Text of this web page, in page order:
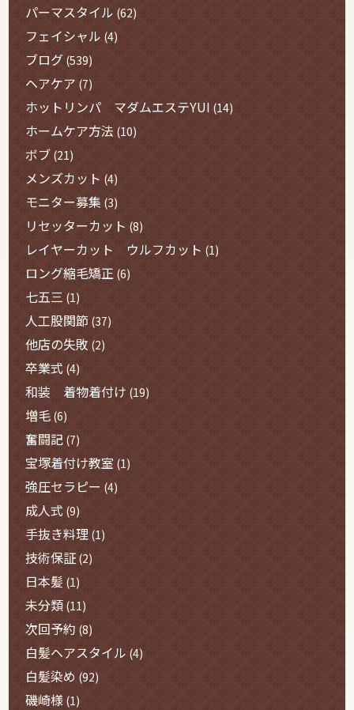
パーマスタイル (62)
フェイシャル (4)
ブログ (539)
ヘアケア (7)
ホットリンパ マダムエステYUI (14)
ホームケア方法 (10)
ボブ (21)
メンズカット (4)
モニター募集 (3)
リセッターカット (8)
レイヤーカット ウルフカット (1)
ロング縮毛矯正 (6)
七五三 (1)
人工股関節 (37)
他店の失敗 (2)
卒業式 (4)
和装 着物着付け (19)
増毛 (6)
奮闘記 (7)
宝塚着付け教室 (1)
強圧セラピー (4)
成人式 (9)
手抜き料理 (1)
技術保証 (2)
日本髪 (1)
未分類 (11)
次回予約 (8)
白髪ヘアスタイル (4)
白髪染め (92)
磯崎様 (1)